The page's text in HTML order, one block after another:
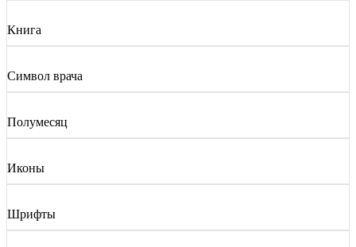
Книга
Символ врача
Полумесяц
Иконы
Шрифты